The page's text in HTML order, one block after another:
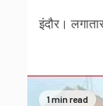
इंदौर।
1 min read